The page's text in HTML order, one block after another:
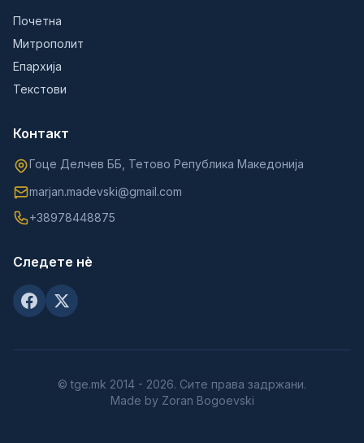
Почетна
Митрополит
Епархија
Текстови
Контакт
Гоце Делчев ББ, Тетово Република Македонија
marjan.madevski@gmail.com
+38978448875
Следете нè
© tge.mk 2014 - 2026. Сите права задржани.
Made by Zoran Bogoevski